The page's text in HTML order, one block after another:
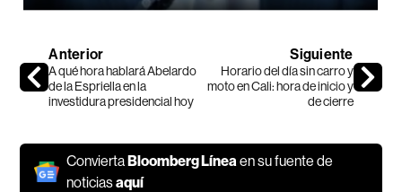
Anterior
A qué hora hablará Abelardo
de la Espriella en la
investidura presidencial hoy
Siguiente
Horario del día sin carro y
moto en Cali: hora de inicio y
de cierre
ConviertaBloomberg Línea en su fuente de
noticiasaquí